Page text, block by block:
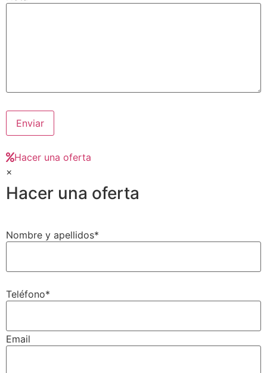
Hacer una oferta
×
Hacer una oferta
Nombre y apellidos*
Teléfono*
Email